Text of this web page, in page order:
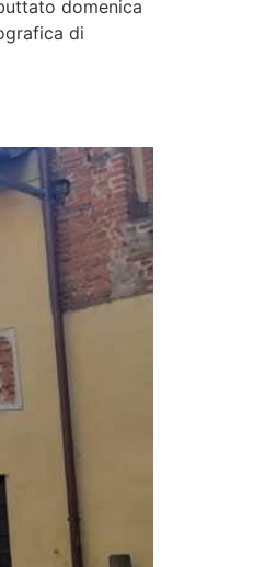
domenica
di